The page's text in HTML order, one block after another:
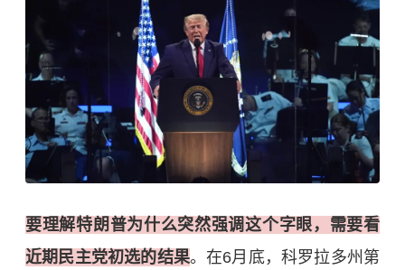
要理解特朗普为什么突然强调这个字眼，需要看
近期民主党初选的结果。在6月底，科罗拉多州第